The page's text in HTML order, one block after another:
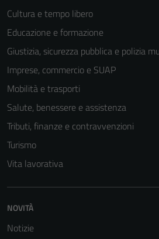
Cultura e tempo libero
Educazione e formazione
Giustizia, sicurezza pubblica e polizia
Imprese, commercio e SUAP
Mobilità e trasporti
Salute, benessere e assistenza
Tributi, finanze e contravvenzioni
Turismo
Vita lavorativa
NOVITÀ
Notizie